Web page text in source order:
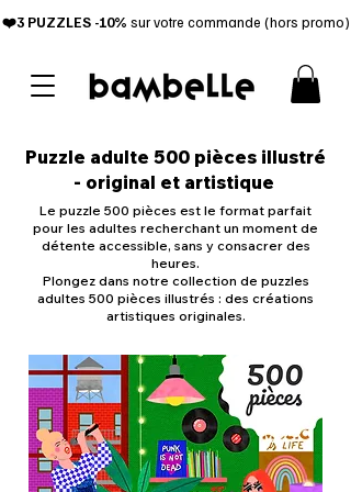
❤️3 PUZZLES -10% sur votre commande (hors promo)
Puzzle adulte 500 pièces illustré
- original et artistique
Le puzzle 500 pièces est le format parfait
pour les adultes recherchant un moment de
détente accessible, sans y consacrer des
heures.
Plongez dans notre collection de puzzles
adultes 500 pièces illustrés : des créations
artistiques originales.